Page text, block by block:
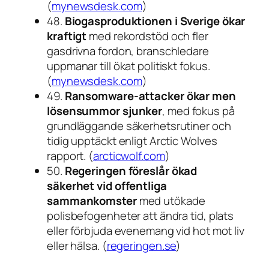
(mynewsdesk.com)
48. Biogasproduktionen i Sverige ökar
kraftigtmed rekordstöd och fler
gasdrivna fordon, branschledare
uppmanar till ökat politiskt fokus.
(mynewsdesk.com)
49. Ransomware-attacker ökar men
lösensummor sjunker, med fokus på
grundläggande säkerhetsrutiner och
tidig upptäckt enligt Arctic Wolves
rapport. (arcticwolf.com)
50. Regeringen föreslår ökad
säkerhet vid offentliga
sammankomstermed utökade
polisbefogenheter att ändra tid, plats
eller förbjuda evenemang vid hot mot liv
eller hälsa. (regeringen.se)